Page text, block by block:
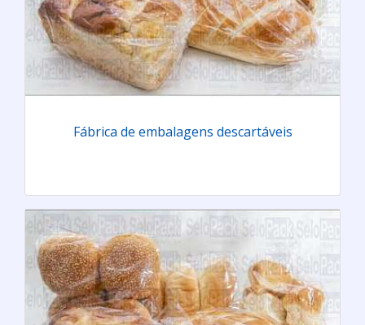
Fábrica de embalagens descartáveis